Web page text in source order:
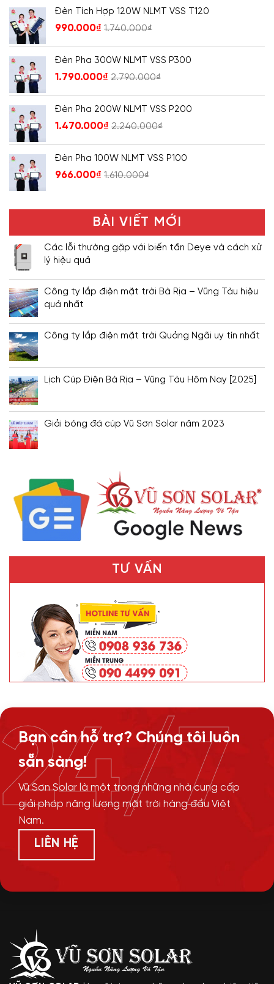
Đèn Tích Hợp 120W NLMT VSS T120
990.000₫ 1.740.000₫
Đèn Pha 300W NLMT VSS P300
1.790.000₫ 2.790.000₫
Đèn Pha 200W NLMT VSS P200
1.470.000₫ 2.240.000₫
Đèn Pha 100W NLMT VSS P100
966.000₫ 1.610.000₫
BÀI VIẾT MỚI
Các lỗi thường gặp với biến tần Deye và cách xử
lý hiệu quả
Công ty lắp điện mặt trời Bà Rịa – Vũng Tàu hiệu
quả nhất
Công ty lắp điện mặt trời Quảng Ngãi uy tín nhất
Lịch Cúp Điện Bà Rịa – Vũng Tàu Hôm Nay [2025]
Giải bóng đá cúp Vũ Sơn Solar năm 2023
TƯ VẤN
Bạn cần hỗ trợ? Chúng tôi luôn
sẵn sàng!
Vũ Sơn Solar là một trong những nhà cung cấp
giải pháp năng lượng mặt trời hàng đầu Việt
Nam.
LIÊN HỆ
24/7